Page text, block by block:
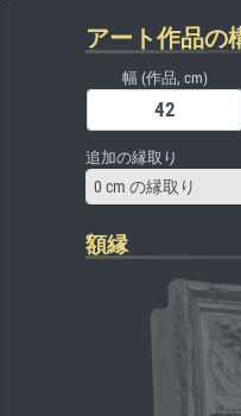
アート作品の
幅 (作品, cm)
追加の縁取り
0 cm の縁取り
額縁